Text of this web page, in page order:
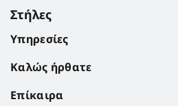
Στήλες
Υπηρεσίες
Καλώς ήρθατε
Επίκαιρα